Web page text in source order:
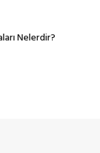
Nelerdir?